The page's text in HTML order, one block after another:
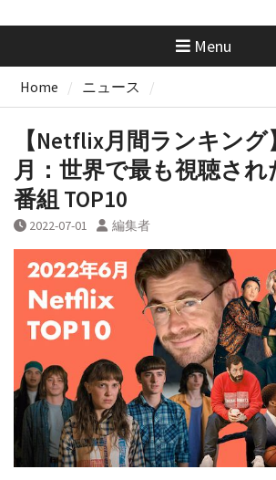
Menu
Home ニュース
【Netflix月間ランキング
月：世界で最も視聴され
番組 TOP10
2022-07-01 編集者